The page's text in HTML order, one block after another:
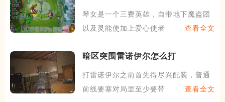
琴女是一个三费英雄，自带地下魔盗团
以及灵能使加上爱心使者，一
查看全文
暗区突围雷诺伊尔怎么打
打雷诺伊尔之前首先得尽兴配装，普通
前线要塞对局里至少要带四级
查看全文